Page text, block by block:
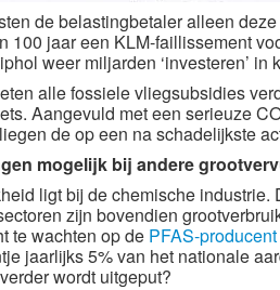
de belastingbetaler alleen
100 jaar een KLM-faillissement
weer miljarden ‘investeren’ in
alle fossiele vliegsubsidies
Aangevuld met een serieuze
de op een na schadelijkste
mogelijk bij andere
ligt bij de chemische industrie.
zijn bovendien
te wachten op de PFAS-
jaarlijks 5% van het nationale
wordt uitgeput?